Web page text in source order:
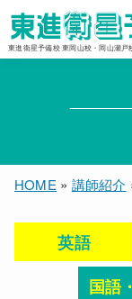
東進衛星予備校 東岡山校・岡山瀬戸
HOME » 講師紹介
英語
国語